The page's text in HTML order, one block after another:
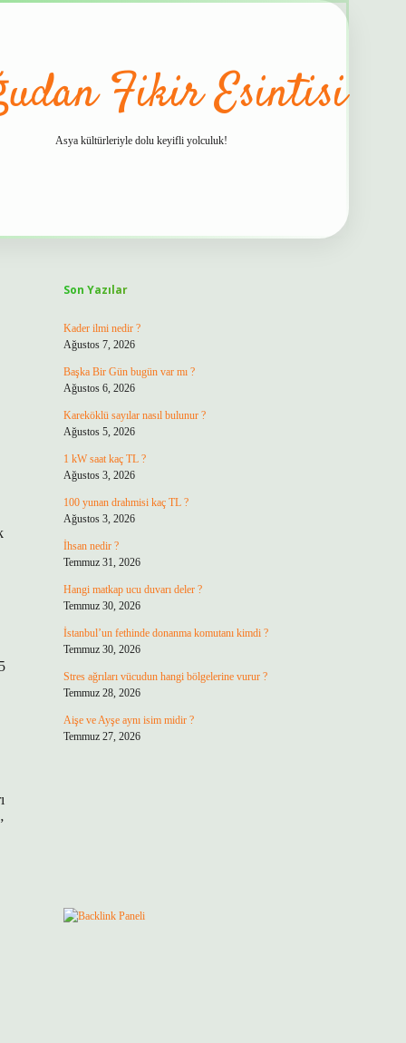
Fikir Esintisi
Asya kültürleriyle dolu keyifli yolculuk!
Son Yazılar
Kader ilmi nedir ?
Ağustos 7, 2026
Başka Bir Gün bugün var mı ?
Ağustos 6, 2026
Kareköklü sayılar nasıl bulunur ?
Ağustos 5, 2026
1 kW saat kaç TL ?
Ağustos 3, 2026
100 yunan drahmisi kaç TL ?
Ağustos 3, 2026
İhsan nedir ?
Temmuz 31, 2026
Hangi matkap ucu duvarı deler ?
Temmuz 30, 2026
İstanbul’un fethinde donanma komutanı kimdi ?
Temmuz 30, 2026
Stres ağrıları vücudun hangi bölgelerine vurur ?
Temmuz 28, 2026
Aişe ve Ayşe aynı isim midir ?
Temmuz 27, 2026